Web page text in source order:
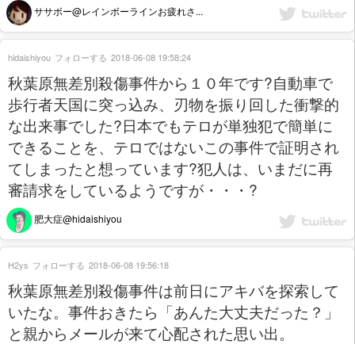
ササボー@レインボーラインお疲れさ...
秋葉原無差別殺傷事件から１０年です?自動車で
歩行者天国に突っ込み、刃物を振り回した衝撃的
な出来事でした?日本でもテロが単独犯で簡単に
できることを、テロではないこの事件で証明され
てしまったと想っています?犯人は、いまだに再
審請求をしているようですが・・・?
肥大症@hidaishiyou
hidaishiyou フォローする 2018-06-08 19:58:24
秋葉原無差別殺傷事件は前日にアキバを探索して
いたな。事件おきたら「あんた大丈夫だった？」
と親からメールが来て心配された思い出。
H2ys フォローする 2018-06-08 19:56:18